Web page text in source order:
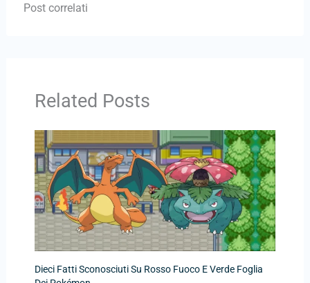
Post correlati
Related Posts
Dieci Fatti Sconosciuti Su Rosso Fuoco E Verde Foglia